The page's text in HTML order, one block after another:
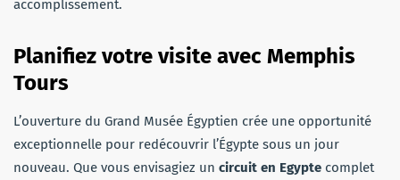
accomplissement.
Planifiez votre visite avec Memphis
Tours
L’ouverture du Grand Musée Égyptien crée une opportunité
exceptionnelle pour redécouvrir l’Égypte sous un jour
nouveau. Que vous envisagiez un circuit en Egypte complet